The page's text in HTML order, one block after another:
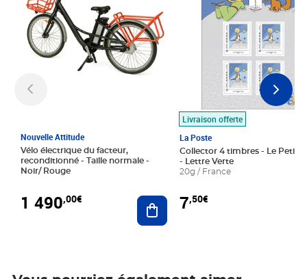
Nouvelle Attitude
Vélo électrique du facteur,
reconditionné - Taille normale -
Noir/ Rouge
1 490,00€ Ajouter au panier
Livraison offerte
La Poste
Collector 4 timbres - Le Petit
- Lettre Verte
20g / France
7,50€